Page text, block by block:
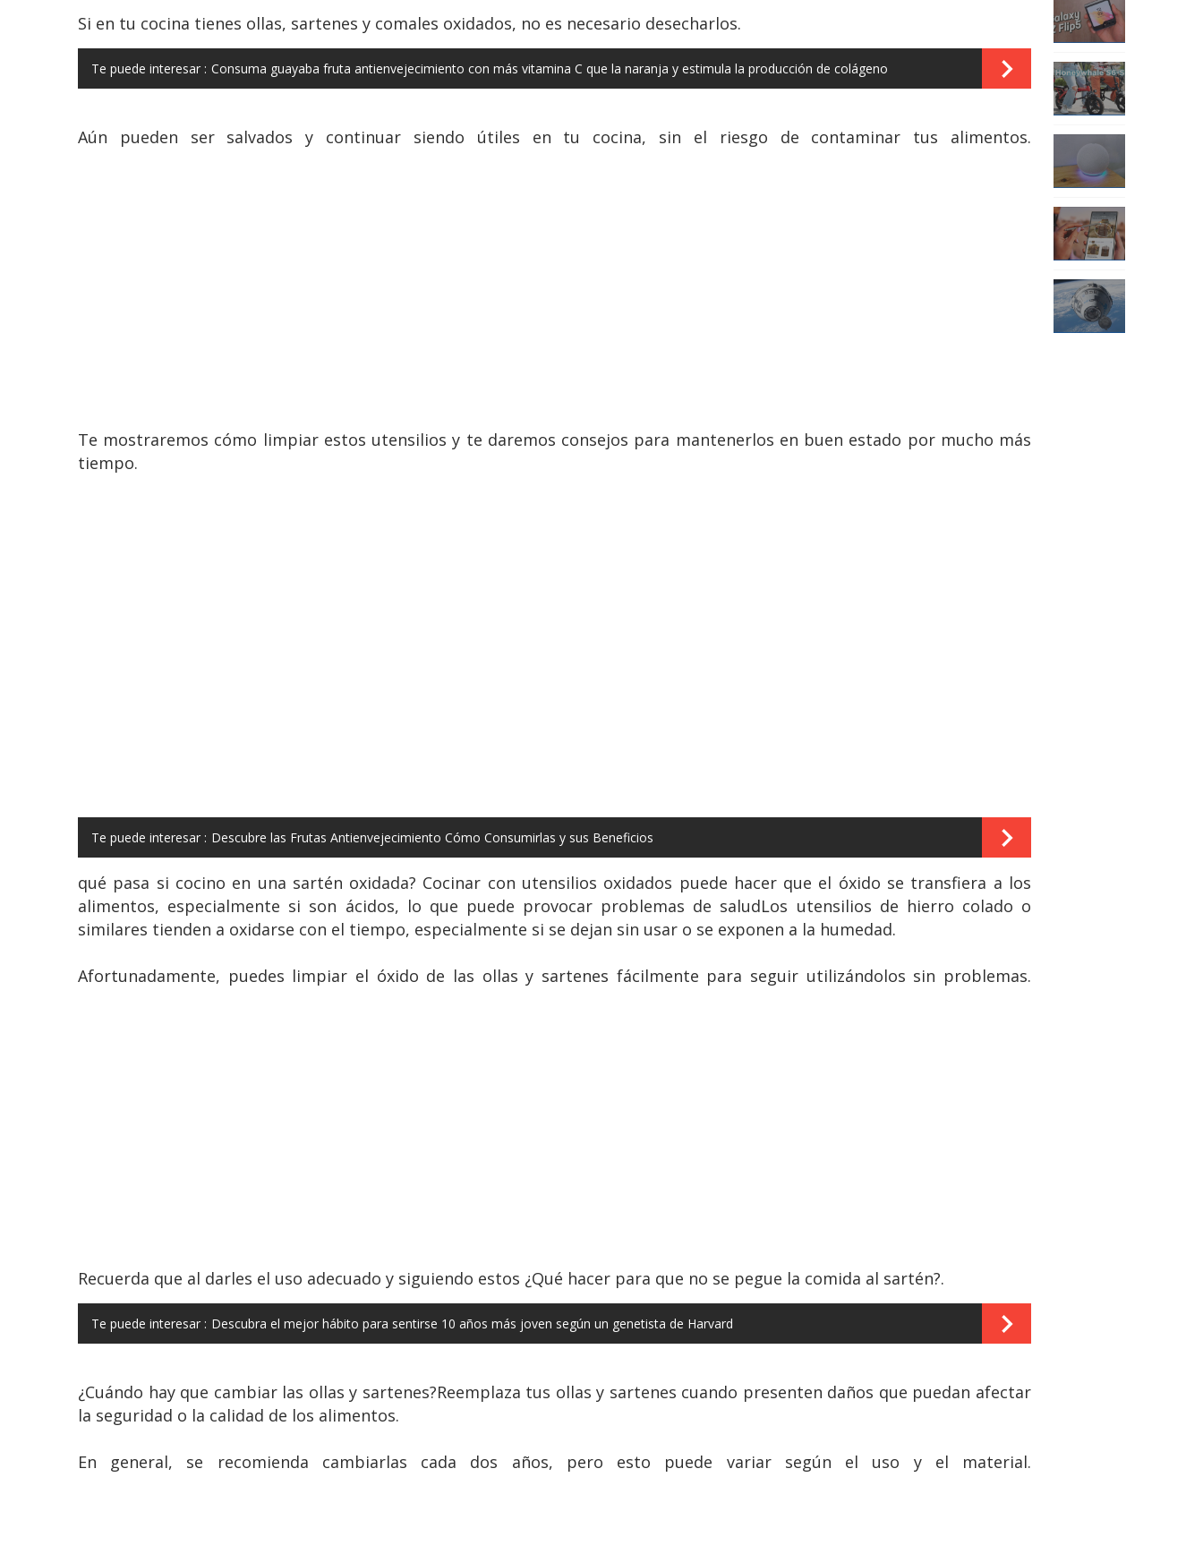
Si en tu cocina tienes ollas, sartenes y comales oxidados, no es necesario desecharlos.
Te puede interesar : Consuma guayaba fruta antienvejecimiento con más vitamina C que la naranja y estimula la producción de colágeno
Aún pueden ser salvados y continuar siendo útiles en tu cocina, sin el riesgo de contaminar tus alimentos.
Te mostraremos cómo limpiar estos utensilios y te daremos consejos para mantenerlos en buen estado por mucho más
tiempo.
Te puede interesar : Descubre las Frutas Antienvejecimiento Cómo Consumirlas y sus Beneficios
qué pasa si cocino en una sartén oxidada? Cocinar con utensilios oxidados puede hacer que el óxido se transfiera a los
alimentos, especialmente si son ácidos, lo que puede provocar problemas de saludLos utensilios de hierro colado o
similares tienden a oxidarse con el tiempo, especialmente si se dejan sin usar o se exponen a la humedad.
Afortunadamente, puedes limpiar el óxido de las ollas y sartenes fácilmente para seguir utilizándolos sin problemas.
Recuerda que al darles el uso adecuado y siguiendo estos ¿Qué hacer para que no se pegue la comida al sartén?.
Te puede interesar : Descubra el mejor hábito para sentirse 10 años más joven según un genetista de Harvard
¿Cuándo hay que cambiar las ollas y sartenes?Reemplaza tus ollas y sartenes cuando presenten daños que puedan afectar
la seguridad o la calidad de los alimentos.
En general, se recomienda cambiarlas cada dos años, pero esto puede variar según el uso y el material.